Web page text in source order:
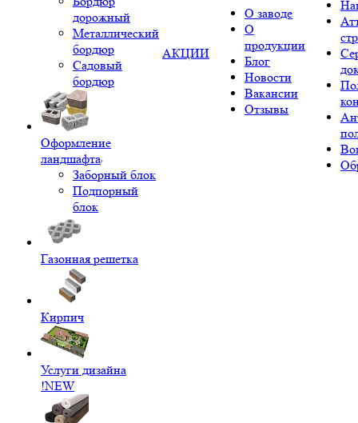
дорожный
Металлический
бордюр
Садовый
бордюр
Оформление
ландшафта
Заборный блок
Подпорный
блок
Газонная решетка
Кирпич
Услуги дизайна
!NEW
АКЦИИ
О заводе
О
продукции
Блог
Новости
Вакансии
Отзывы